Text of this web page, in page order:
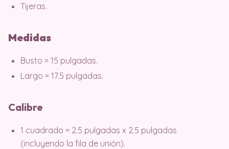
Tijeras.
Medidas
Busto = 15 pulgadas.
Largo = 17.5 pulgadas.
Calibre
1 cuadrado = 2.5 pulgadas x 2.5 pulgadas
(incluyendo la fila de unión).